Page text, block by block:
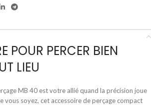
POUR PERCER BIEN
LIEU
MB 40 est votre allié quand la précision joue
vous soyez, cet accessoire de perçage compact